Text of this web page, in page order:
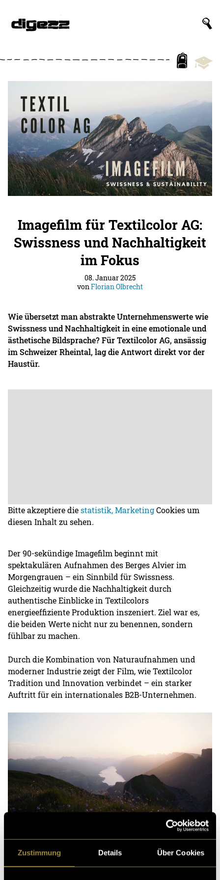
Zustimmung Details Über Cookies
Imagefilm für Textilcolor AG:
Swissness und Nachhaltigkeit
im Fokus
08. Januar 2025
vonFlorian Olbrecht
Wie übersetzt man abstrakte Unternehmenswerte wie
Swissness und Nachhaltigkeit in eine emotionale und
ästhetische Bildsprache? Für Textilcolor AG, ansässig
im Schweizer Rheintal, lag die Antwort direkt vor der
Haustür.
Bitte akzeptiere diestatistik, MarketingCookies um
diesen Inhalt zu sehen.
Der 90-sekündige Imagefilm beginnt mit
spektakulären Aufnahmen des Berges Alvier im
Morgengrauen – ein Sinnbild für Swissness.
Gleichzeitig wurde die Nachhaltigkeit durch
authentische Einblicke in Textilcolors
energieeffiziente Produktion inszeniert. Ziel war es,
die beiden Werte nicht nur zu benennen, sondern
fühlbar zu machen.
Durch die Kombination von Naturaufnahmen und
moderner Industrie zeigt der Film, wie Textilcolor
Tradition und Innovation verbindet – ein starker
Auftritt für ein internationales B2B-Unternehmen.
Alvier (2345 m.ü.M) bei Sonnenaufgang